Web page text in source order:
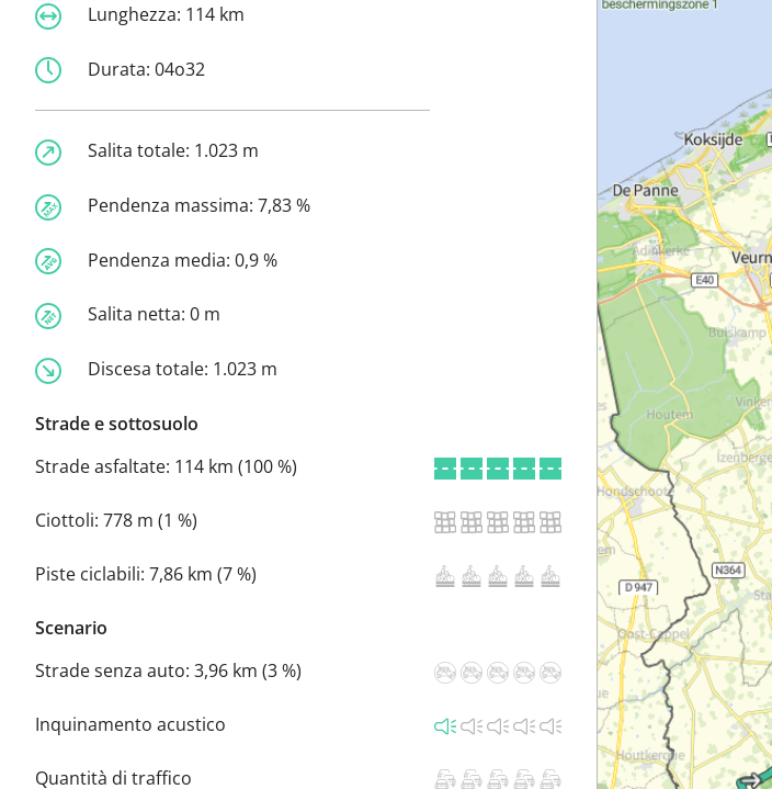
Lunghezza: 114 km
Durata: 04o32
Salita totale: 1.023 m
Pendenza massima: 7,83 %
Pendenza media: 0,9 %
Salita netta: 0 m
Discesa totale: 1.023 m
Strade e sottosuolo
Strade asfaltate: 114 km (100 %)
Ciottoli: 778 m (1 %)
Piste ciclabili: 7,86 km (7 %)
Scenario
Strade senza auto: 3,96 km (3 %)
Inquinamento acustico
Quantità di traffico